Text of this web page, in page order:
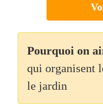
Pourquoi on
qui organisent
le jardin